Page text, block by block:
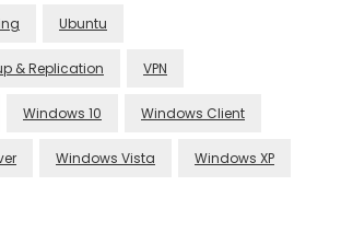
Ubuntu
& Replication VPN
Windows 10 Windows Client
Windows Vista Windows XP